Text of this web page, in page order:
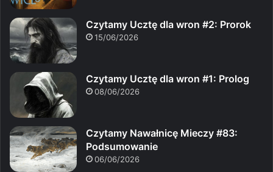
Czytamy Ucztę dla wron #2: Prorok
15/06/2026
Czytamy Ucztę dla wron #1: Prolog
08/06/2026
Czytamy Nawałnicę Mieczy #83:
Podsumowanie
06/06/2026